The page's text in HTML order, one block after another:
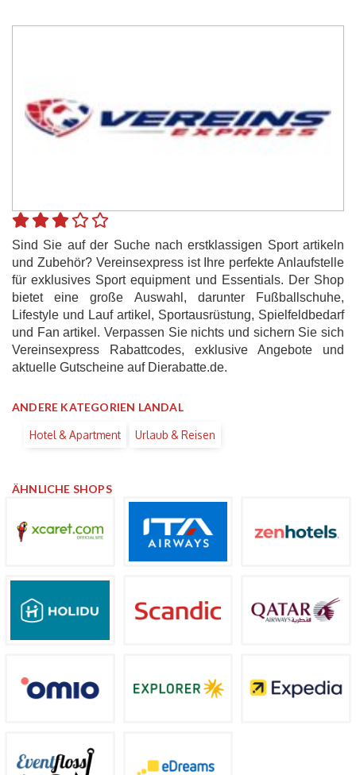
Sind Sie auf der Suche nach erstklassigen Sport artikeln
und Zubehör? Vereinsexpress ist Ihre perfekte Anlaufstelle
für exklusives Sport equipment und Essentials. Der Shop
bietet eine große Auswahl, darunter Fußballschuhe,
Lifestyle und Lauf artikel, Sportausrüstung, Spielfeldbedarf
und Fan artikel. Verpassen Sie nichts und sichern Sie sich
Vereinsexpress Rabattcodes, exklusive Angebote und
aktuelle Gutscheine auf Dierabatte.de.
ANDERE KATEGORIEN LANDAL
Hotel & Apartment Urlaub & Reisen
ÄHNLICHE SHOPS